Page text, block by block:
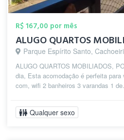
R$ 167,00 por mês
Parque Espírito Santo,
ALUGO QUARTOS MOBILIADOS,
dia, Esta acomodação é perfeita
com, wifi 2 banheiros 3 varandas 1
Qualquer sexo